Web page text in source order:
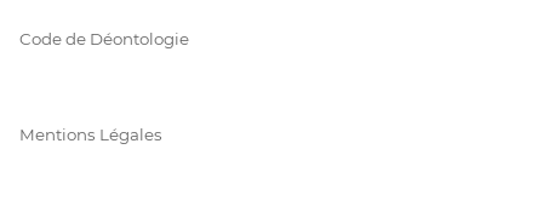
Code de Déontologie
Mentions Légales